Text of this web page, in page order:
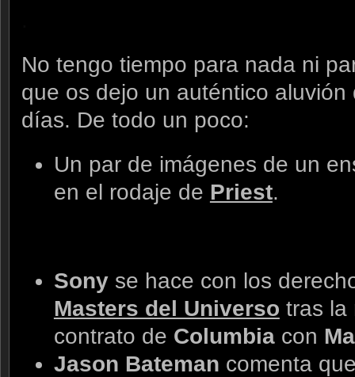
No tengo tiempo para nada ni
que os dejo un auténtico
días. De todo un poco:
Un par de imágenes de un
en el rodaje de Priest.
Sony se hace con los
Masters del Universo tras la
contrato de Columbia con
Jason Bateman comenta